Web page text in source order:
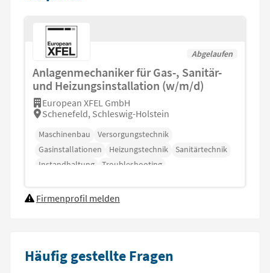
Abgelaufen
Anlagenmechaniker für Gas-, Sanitär-
und Heizungsinstallation (w/m/d)
European XFEL GmbH
Schenefeld, Schleswig-Holstein
Maschinenbau
Versorgungstechnik
Gasinstallationen
Heizungstechnik
Sanitärtechnik
Instandhaltung
Troubleshooting
Firmenprofil melden
Häufig gestellte Fragen